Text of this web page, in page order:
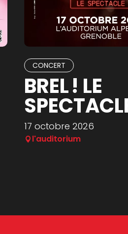
CONCERT
BREL ! LE
17 octobre 2026
l'auditorium